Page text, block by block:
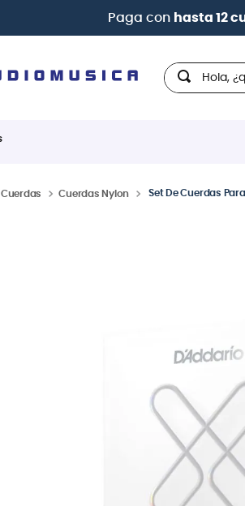
| Paga en
Hola, ¿qué
Cuerdas Cuerdas Nylon Set De Cuerdas